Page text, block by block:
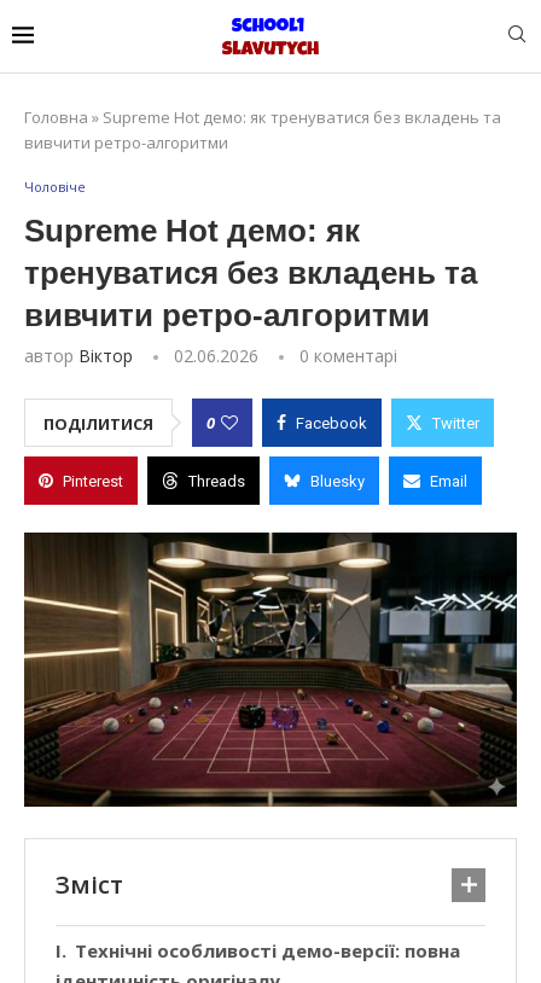
Головна » Supreme Hot демо: як тренуватися без вкладень та
вивчити ретро-алгоритми
Чоловіче
Supreme Hot демо: як
тренуватися без вкладень та
вивчити ретро-алгоритми
автор Віктор 02.06.2026 0 коментарі
ПОДІЛИТИСЯ 0 Facebook Twitter
Pinterest Threads Bluesky Email
Зміст
Технічні особливості демо-версії: повна